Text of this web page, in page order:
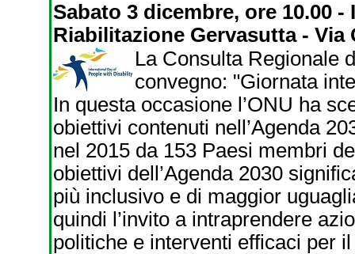
Sabato 3 dicembre, ore 10.00
Riabilitazione Gervasutta - Via
La Consulta Regionale
convegno: "Giornata
In questa occasione l’ONU ha
obiettivi contenuti nell’Agenda
nel 2015 da 153 Paesi membri
obiettivi dell’Agenda 2030
più inclusivo e di maggior
quindi l’invito a intraprendere
politiche e interventi efficaci per